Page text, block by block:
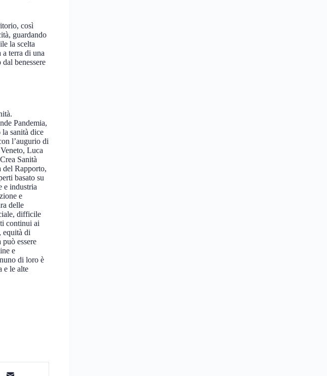
così
guardando
la scelta
terra di una
benessere
Pandemia,
sanità dice
l’augurio di
Luca
Sanità
del Rapporto,
basato su
e industria
e
delle
difficile
continui ai
equità di
essere
e
di loro è
e le alte